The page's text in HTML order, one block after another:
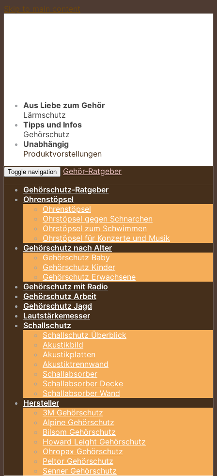
Skip to main content
Aus Liebe zum Gehör
Lärmschutz
Tipps und Infos
Gehörschutz
Unabhängig
Produktvorstellungen
Toggle navigation
Gehör-Ratgeber
Gehörschutz-Ratgeber
Ohrenstöpsel
Ohrenstöpsel
Ohrstöpsel gegen Schnarchen
Ohrstöpsel zum Schwimmen
Ohrstöpsel für Konzerte und Musik
Gehörschutz nach Alter
Gehörschutz Baby
Gehörschutz Kinder
Gehörschutz Erwachsene
Gehörschutz mit Radio
Gehörschutz Arbeit
Gehörschutz Jagd
Lautstärkemesser
Schallschutz
Schallschutz Überblick
Akustikbild
Akustikplatten
Akustiktrennwand
Schallabsorber
Schallabsorber Decke
Schallabsorber Wand
Hersteller
3M Gehörschutz
Alpine Gehörschutz
Bilsom Gehörschutz
Howard Leight Gehörschutz
Ohropax Gehörschutz
Peltor Gehörschutz
Senner Gehörschutz